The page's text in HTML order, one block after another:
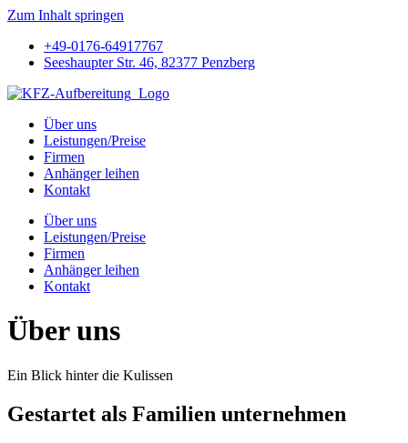
Zum Inhalt springen
+49-0176-64917767
Seeshaupter Str. 46, 82377 Penzberg
Über uns
Leistungen/Preise
Firmen
Anhänger leihen
Kontakt
Über uns
Leistungen/Preise
Firmen
Anhänger leihen
Kontakt
Über uns
Ein Blick hinter die Kulissen
Gestartet als Familien unternehmen